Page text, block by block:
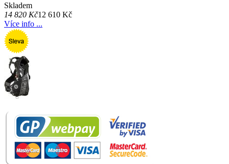
Skladem
14 820 Kč12 610 Kč
Více info ...